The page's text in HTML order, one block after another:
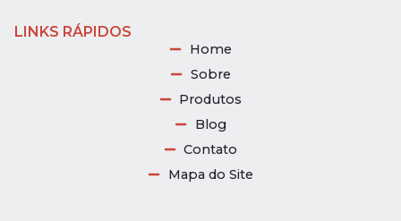
LINKS RÁPIDOS
Home
Sobre
Produtos
Blog
Contato
Mapa do Site